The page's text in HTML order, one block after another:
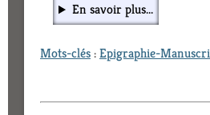
En savoir plus...
Mots-clés:Epigraphie-